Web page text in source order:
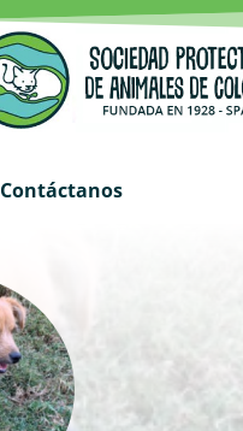
Contáctanos